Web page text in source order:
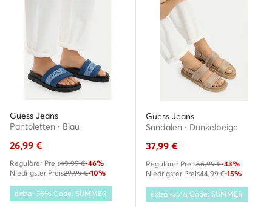
Guess Jeans
Pantoletten · Blau
26,99 €
Regulärer Preis49,99 €-46%
Niedrigster Preis29,99 €-10%
extra -35% Code: SUMMER
Guess Jeans
Sandalen · Dunkelbeige
37,99 €
Regulärer Preis56,99 €-33%
Niedrigster Preis44,99 €-15%
extra -35% Code: SUMMER